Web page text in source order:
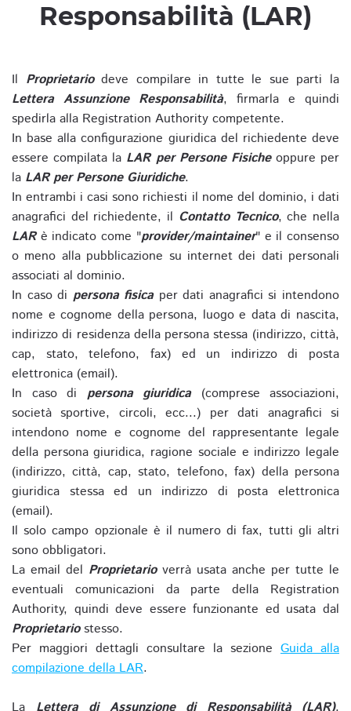
Responsabilità (LAR)
Il Proprietariodeve compilare in tutte le sue parti la
Lettera Assunzione Responsabilità, firmarla e quindi
spedirla alla Registration Authority competente.
In base alla configurazione giuridica del richiedente deve
essere compilata la LAR per Persone Fisicheoppure per
la LAR per Persone Giuridiche.
In entrambi i casi sono richiesti il nome del dominio, i dati
anagrafici del richiedente, il Contatto Tecnico, che nella
LARè indicato come "provider/maintainer" e il consenso
o meno alla pubblicazione su internet dei dati personali
associati al dominio.
In caso di persona fisicaper dati anagrafici si intendono
nome e cognome della persona, luogo e data di nascita,
indirizzo di residenza della persona stessa (indirizzo, città,
cap, stato, telefono, fax) ed un indirizzo di posta
elettronica (email).
In caso di persona giuridica(comprese associazioni,
società sportive, circoli, ecc...) per dati anagrafici si
intendono nome e cognome del rappresentante legale
della persona giuridica, ragione sociale e indirizzo legale
(indirizzo, città, cap, stato, telefono, fax) della persona
giuridica stessa ed un indirizzo di posta elettronica
(email).
Il solo campo opzionale è il numero di fax, tutti gli altri
sono obbligatori.
La email del Proprietarioverrà usata anche per tutte le
eventuali comunicazioni da parte della Registration
Authority, quindi deve essere funzionante ed usata dal
Proprietariostesso.
Per maggiori dettagli consultare la sezione Guida alla
compilazione della LAR.